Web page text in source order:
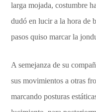
larga mojada, costumbre
dudó en lucir a la hora de
pasos quiso marcar la
A semejanza de su
sus movimientos a otras
marcando posturas